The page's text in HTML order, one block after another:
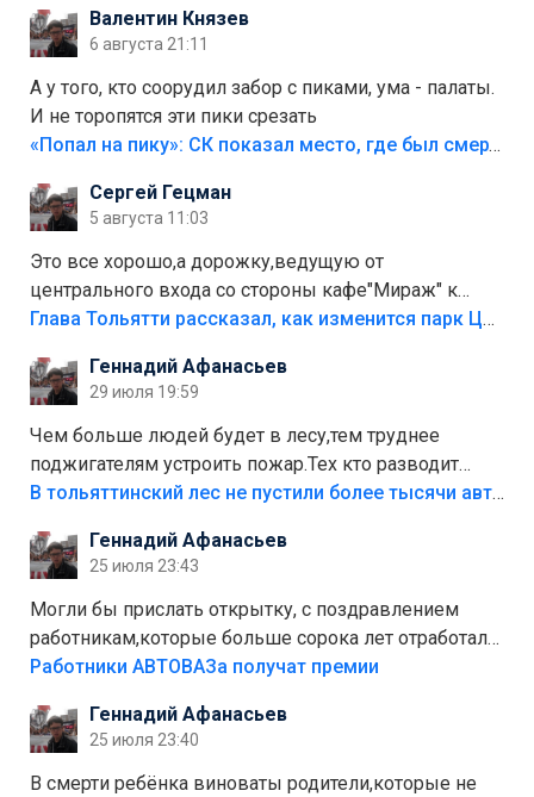
Валентин Князев
6 августа 21:11
А у того, кто соорудил забор с пиками, ума - палаты.
И не торопятся эти пики срезать
«Попал на пику»: СК показал место, где был смертельно травмирован ребенок в Тольятти
Сергей Гецман
5 августа 11:03
Это все хорошо,а дорожку,ведущую от
центрального входа со стороны кафе"Мираж" к
аттракционам слабо доделать?А то бордюры
лежала в парке и испортилась.Да еще,видимо,часть
украли.
Глава Тольятти рассказал, как изменится парк Центрального района
Геннадий Афанасьев
29 июля 19:59
Чем больше людей будет в лесу,тем труднее
поджигателям устроить пожар.Тех кто разводит
костры,тех надо безбожно штрафовать.Камер полно
Штрафы мизерные.
В тольяттинский лес не пустили более тысячи автомобилей
Геннадий Афанасьев
25 июля 23:43
Могли бы прислать открытку, с поздравлением
работникам,которые больше сорока лет отработали
на предприятии.
Работники АВТОВАЗа получат премии
Геннадий Афанасьев
25 июля 23:40
В смерти ребёнка виноваты родители,которые не